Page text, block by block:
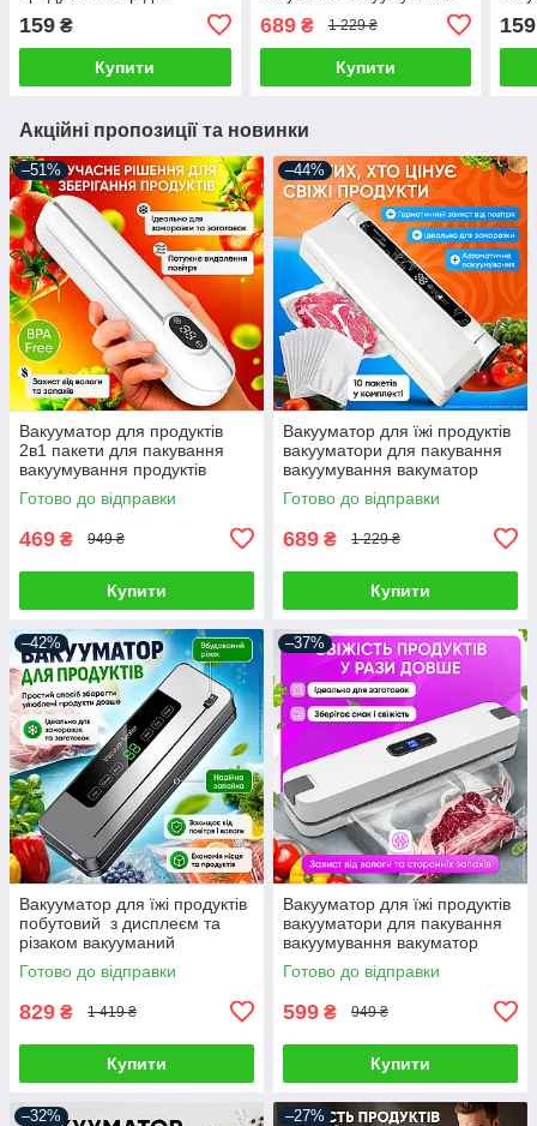
плівка 28см
159 ₴
Купити
домашній автоматичний
689₴ 1 229 ₴
Купити
159
Акційні пропозиції та новинки
–51%
Вакууматор для продуктів
2в1 пакети для пакування
вакуумування продуктів
домашній кухонний ручний
побутовий
Готово до відправки
469 ₴ 949 ₴
Купити
–44%
Вакууматор для їжі продуктів
вакууматори для пакування
вакуумування вакуматор
побутовий домашній
автоматичний
Готово до відправки
689 ₴ 1 229 ₴
Купити
–42%
Вакууматор для їжі продуктів
побутовий з дисплеєм та
різаком вакууманий
пакувальник автоматичний
для пакування вакуумування
Готово до відправки
829 ₴ 1 419 ₴
Купити
–37%
Вакууматор для їжі продуктів
вакууматори для пакування
вакуумування вакуматор
побутовий домашній
Готово до відправки
599 ₴ 949 ₴
Купити
–32% –27%